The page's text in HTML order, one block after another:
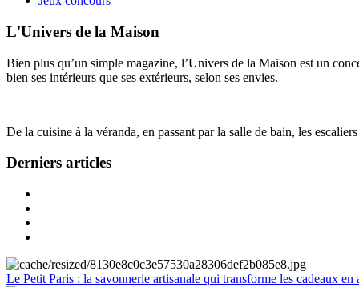
L'Univers de la Maison
Bien plus qu’un simple magazine, l’Univers de la Maison est un
bien ses intérieurs que ses extérieurs, selon ses envies.
De la cuisine à la véranda, en passant par la salle de bain, les
Derniers articles
Le Petit Paris : la savonnerie artisanale qui transforme les cadeaux en